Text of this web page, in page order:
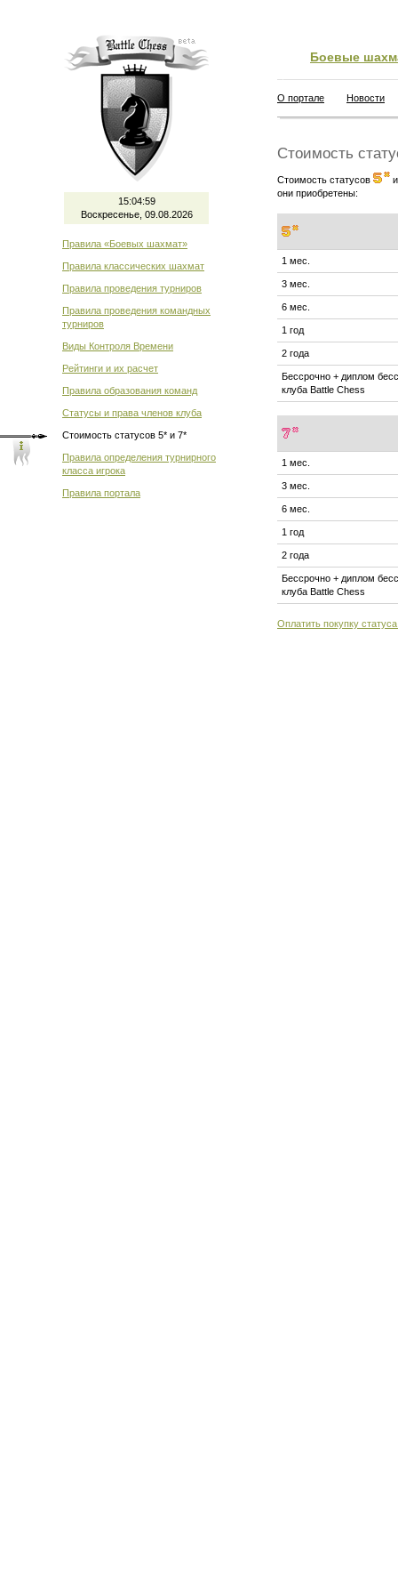
15:05:00
Воскресенье, 09.08.2026
Правила «Боевых шахмат»
Правила классических шахмат
Правила проведения турниров
Правила проведения командных
турниров
Виды Контроля Времени
Рейтинги и их расчет
Правила образования команд
Статусы и права членов клуба
Стоимость статусов 5* и 7*
Правила определения турнирного
класса игрока
Правила портала
Боевые
О портале Новости
Стоимость
Стоимость статусов
они приобретены:
1 мес.
3 мес.
6 мес.
1 год
2 года
Бессрочно + диплом
клуба Battle Chess
1 мес.
3 мес.
6 мес.
1 год
2 года
Бессрочно + диплом
клуба Battle Chess
Оплатить покупку